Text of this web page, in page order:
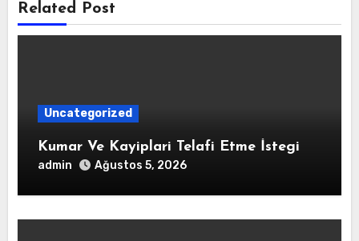
Related Post
Uncategorized
Kumar Ve Kayiplari Telafi Etme İstegi
admin Ağustos 5, 2026